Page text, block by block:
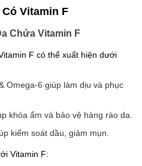
Có Vitamin F
Chứa Vitamin F
F có thể xuất hiện dưới
Omega-6 giúp làm dịu và phục
khóa ẩm và bảo vệ hàng rào da.
kiểm soát dầu, giảm mụn.
Vitamin F: